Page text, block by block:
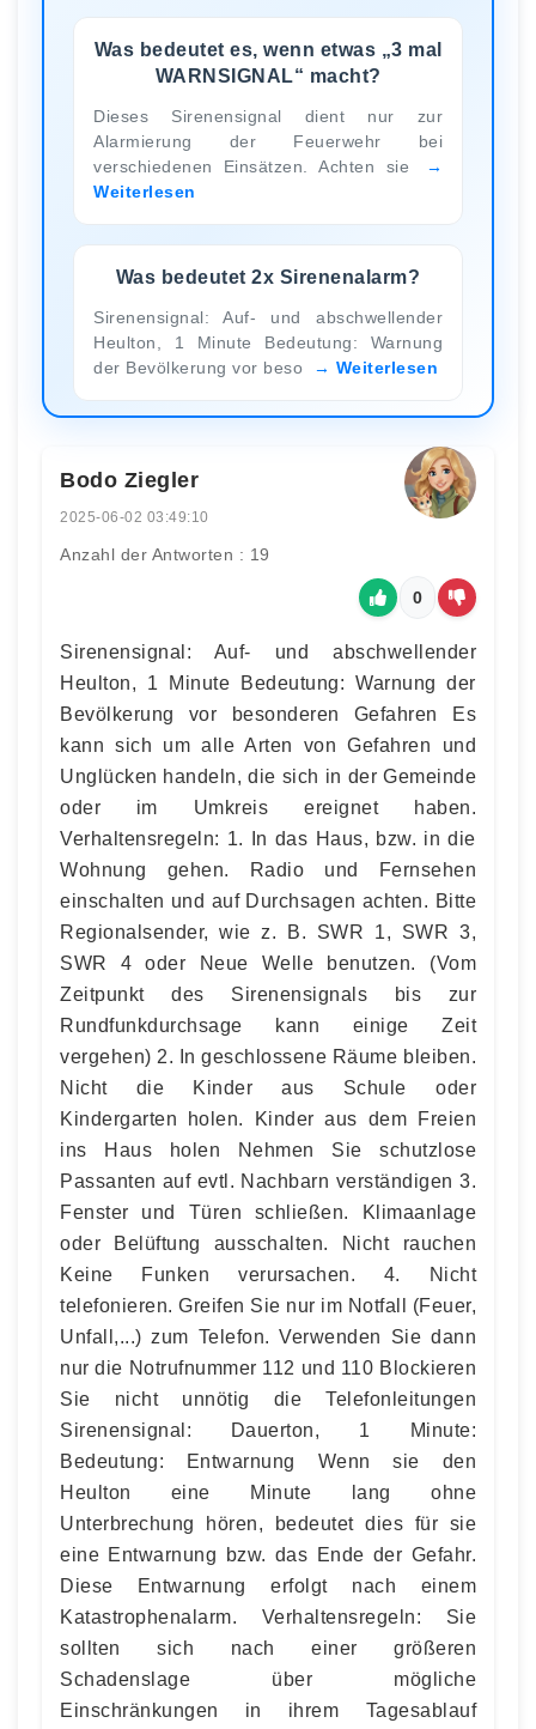
Was bedeutet es, wenn etwas „3 mal
WARNSIGNAL“ macht?
Dieses Sirenensignal dient nur zur
Alarmierung der Feuerwehr bei
verschiedenen Einsätzen. Achten sie
Weiterlesen
Was bedeutet 2x Sirenenalarm?
Sirenensignal: Auf- und abschwellender
Heulton, 1 Minute Bedeutung: Warnung
der Bevölkerung vor beso
Weiterlesen
Bodo Ziegler
2025-06-02 03:49:10
Anzahl der Antworten : 19
0
Sirenensignal: Auf- und abschwellender
Heulton, 1 Minute Bedeutung: Warnung der
Bevölkerung vor besonderen Gefahren Es
kann sich um alle Arten von Gefahren und
Unglücken handeln, die sich in der Gemeinde
oder im Umkreis ereignet haben.
Verhaltensregeln: 1. In das Haus, bzw. in die
Wohnung gehen. Radio und Fernsehen
einschalten und auf Durchsagen achten. Bitte
Regionalsender, wie z. B. SWR 1, SWR 3,
SWR 4 oder Neue Welle benutzen. (Vom
Zeitpunkt des Sirenensignals bis zur
Rundfunkdurchsage kann einige Zeit
vergehen) 2. In geschlossene Räume bleiben.
Nicht die Kinder aus Schule oder
Kindergarten holen. Kinder aus dem Freien
ins Haus holen Nehmen Sie schutzlose
Passanten auf evtl. Nachbarn verständigen 3.
Fenster und Türen schließen. Klimaanlage
oder Belüftung ausschalten. Nicht rauchen
Keine Funken verursachen. 4. Nicht
telefonieren. Greifen Sie nur im Notfall (Feuer,
Unfall,...) zum Telefon. Verwenden Sie dann
nur die Notrufnummer 112 und 110 Blockieren
Sie nicht unnötig die Telefonleitungen
Sirenensignal: Dauerton, 1 Minute:
Bedeutung: Entwarnung Wenn sie den
Heulton eine Minute lang ohne
Unterbrechung hören, bedeutet dies für sie
eine Entwarnung bzw. das Ende der Gefahr.
Diese Entwarnung erfolgt nach einem
Katastrophenalarm. Verhaltensregeln: Sie
sollten sich nach einer größeren
Schadenslage über mögliche
Einschränkungen in ihrem Tagesablauf